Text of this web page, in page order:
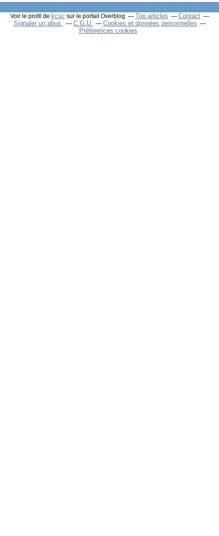
Voir le profil de kcsc sur le portail Overblog Top articles
Contact
Signaler un abus
C.G.U.
Cookies et données personnelles
Préférences cookies